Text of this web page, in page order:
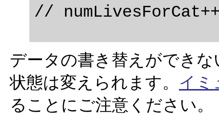
データの書き替えができ
状態は変えられます。 イミ
ることにご注意ください。